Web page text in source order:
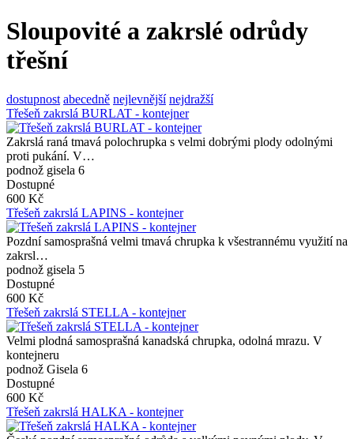
Sloupovité a zakrslé odrůdy
třešní
dostupnost abecedně nejlevnější nejdražší
Třešeň zakrslá BURLAT - kontejner
Zakrslá raná tmavá polochrupka s velmi dobrými plody odolnými
proti pukání. V…
podnož gisela 6
Dostupné
600 Kč
Třešeň zakrslá LAPINS - kontejner
Pozdní samosprašná velmi tmavá chrupka k všestrannému využití na
zakrsl…
podnož gisela 5
Dostupné
600 Kč
Třešeň zakrslá STELLA - kontejner
Velmi plodná samosprašná kanadská chrupka, odolná mrazu. V
kontejneru
podnož Gisela 6
Dostupné
600 Kč
Třešeň zakrslá HALKA - kontejner